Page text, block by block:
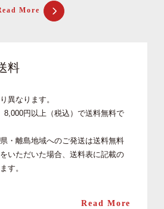
More
料
異なります。
8,000円以上（税込）で送料無料で
・離島地域へのご発送は送料無料
いただいた場合、送料表に記載の
す。
Read More